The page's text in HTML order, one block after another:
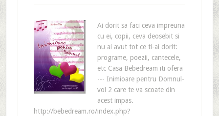
Ai dorit sa faci ceva impreuna
cu ei, copii, ceva deosebit si
nu ai avut tot ce ti-ai dorit:
programe, poezii, cantecele,
etc Casa Bebedream iti ofera
--- Inimioare pentru Domnul-
vol 2 care te va scoate din
acest impas.
http://bebedream.ro/index.php?